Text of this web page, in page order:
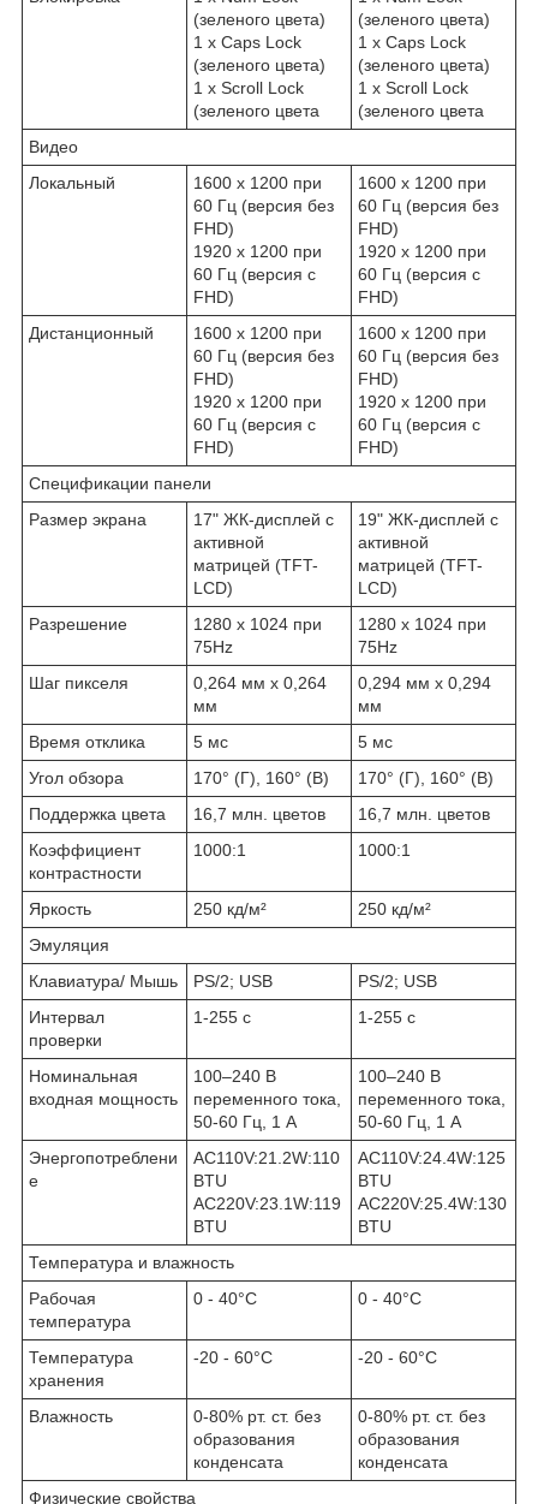
(зеленого цвета)
1 x Caps Lock
(зеленого цвета)
1 x Scroll Lock
(зеленого цвета
(зеленого цвета)
1 x Caps Lock
(зеленого цвета)
1 x Scroll Lock
(зеленого цвета
Видео
Локальный
1600 x 1200 при
60 Гц (версия без
FHD)
1920 x 1200 при
60 Гц (версия с
FHD)
1600 x 1200 при
60 Гц (версия без
FHD)
1920 x 1200 при
60 Гц (версия с
FHD)
Дистанционный
1600 x 1200 при
60 Гц (версия без
FHD)
1920 x 1200 при
60 Гц (версия с
FHD)
1600 x 1200 при
60 Гц (версия без
FHD)
1920 x 1200 при
60 Гц (версия с
FHD)
Спецификации панели
Размер экрана
17" ЖК-дисплей с
активной
матрицей (TFT-
LCD)
19" ЖК-дисплей с
активной
матрицей (TFT-
LCD)
Разрешение
1280 x 1024 при
75Hz
1280 x 1024 при
75Hz
Шаг пикселя
0,264 мм x 0,264
мм
0,294 мм x 0,294
мм
Время отклика
5 мс
5 мс
Угол обзора
170° (Г), 160° (В)
170° (Г), 160° (В)
Поддержка цвета
16,7 млн. цветов
16,7 млн. цветов
Коэффициент
контрастности
1000:1 1000:1
Яркость 250 кд/м²
250 кд/м²
Эмуляция
Клавиатура/ Мышь
PS/2; USB
PS/2; USB
Интервал
проверки
1-255 с 1-255 с
Номинальная
входная мощность
100–240 В
переменного тока,
50-60 Гц, 1 A
100–240 В
переменного тока,
50-60 Гц, 1 A
Энергопотреблени
е
AC110V:21.2W:110
BTU
AC220V:23.1W:119
BTU
AC110V:24.4W:125
BTU
AC220V:25.4W:130
BTU
Температура и влажность
Рабочая
температура
0 - 40°C 0 - 40°C
Температура
хранения
-20 - 60°C -20 - 60°C
Влажность
0-80% рт. ст. без
образования
конденсата
0-80% рт. ст. без
образования
конденсата
Физические свойства